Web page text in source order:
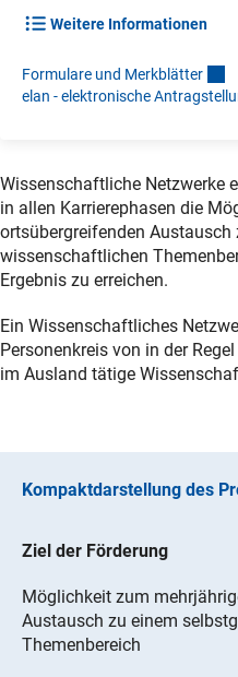
Weitere Informationen
Formulare und Merkblätter
elan - elektronische
Wissenschaftliche Netzwerke
in allen Karrierephasen die
ortsübergreifenden
wissenschaftlichen
Ergebnis zu erreichen.
Ein Wissenschaftliches
Personenkreis von in der
im Ausland tätige
Kompaktdarstellung des
Ziel der Förderung
Möglichkeit zum
Austausch zu einem
Themenbereich